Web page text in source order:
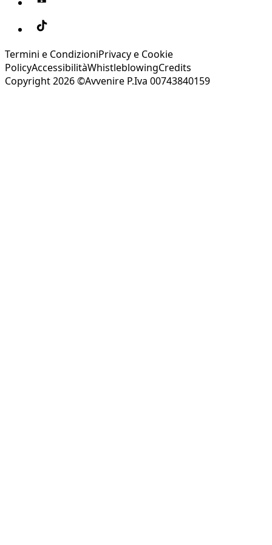
Termini e CondizioniPrivacy e Cookie
PolicyAccessibilitàWhistleblowingCredits
Copyright 2026 ©Avvenire P.Iva 00743840159